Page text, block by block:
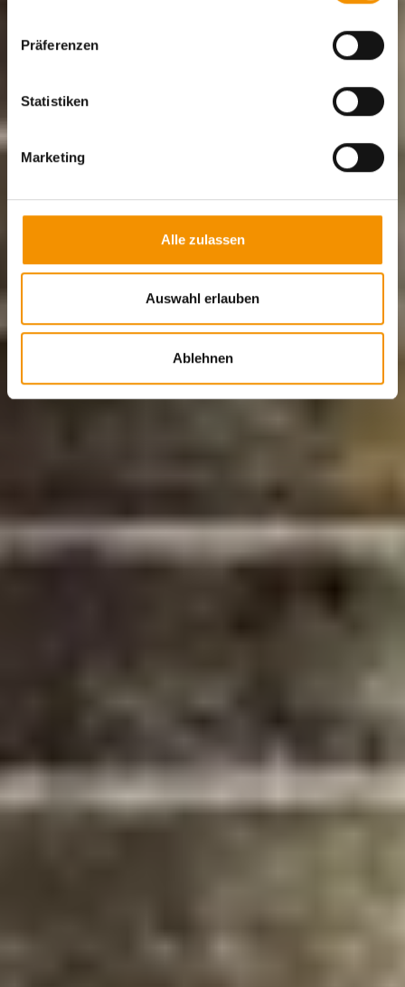
Präferenzen
Statistiken
Marketing
Alle zulassen
Auswahl erlauben
Ablehnen